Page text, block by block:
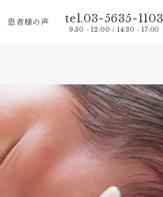
患者様の声 tel.03-5635-1103
9:30 - 12:00 / 14:30 - 17:00